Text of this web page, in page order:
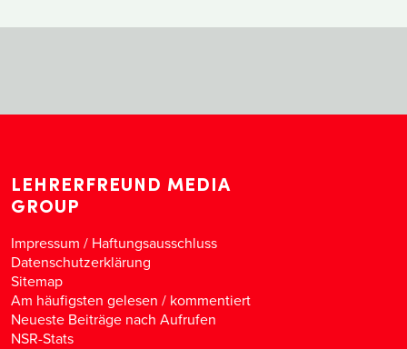
LEHRERFREUND MEDIA
GROUP
Impressum / Haftungsausschluss
Datenschutzerklärung
Sitemap
Am häufigsten gelesen / kommentiert
Neueste Beiträge nach Aufrufen
NSR-Stats